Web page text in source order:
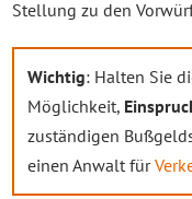
Stellung zu den
Wichtig: Halten Sie
Möglichkeit,
zuständigen
einen Anwalt für